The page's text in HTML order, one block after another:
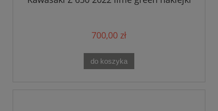
700,00 zł
do koszyka